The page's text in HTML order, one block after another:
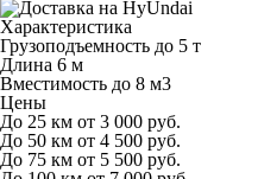
Характеристика
Грузоподъемность до 5 т
Длина 6 м
Вместимость до 8 м3
Цены
До 25 км от 3 000 руб.
До 50 км от 4 500 руб.
До 75 км от 5 500 руб.